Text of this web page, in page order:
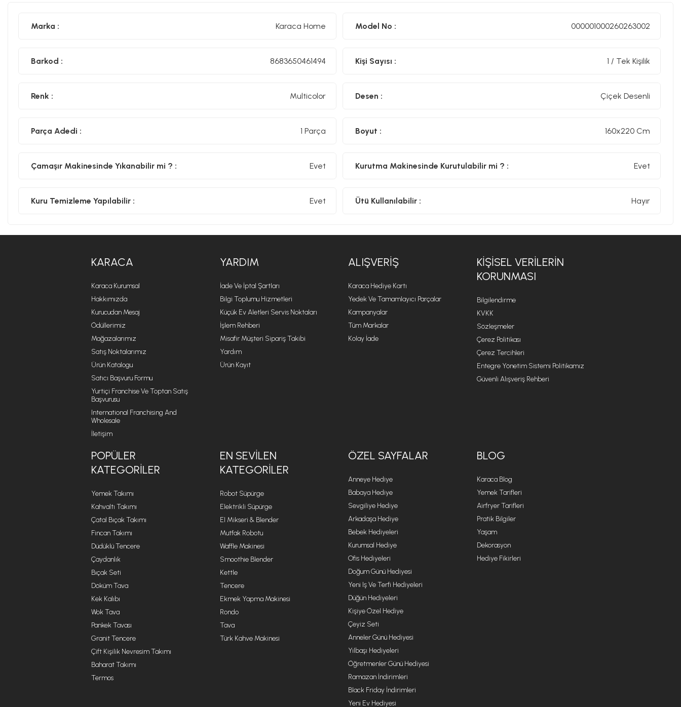
Marka : Karaca Home Model No : 000001000260263002
Barkod : 8683650461494 Kişi Sayısı : 1 / Tek Kişilik
Renk : Multicolor Desen : Çiçek Desenli
Parça Adedi : 1 Parça Boyut : 160x220 Cm
Çamaşır Makinesinde Yıkanabilir mi ? : Evet Kurutma Makinesinde Kurutulabilir mi ? : Evet
Kuru Temizleme Yapılabilir : Evet Ütü Kullanılabilir : Hayır
KARACA
Karaca Kurumsal
Hakkımızda
Kurucudan Mesaj
Ödüllerimiz
Mağazalarımız
Satış Noktalarımız
Ürün Katalogu
Satıcı Başvuru Formu
Yurtiçi Franchise Ve Toptan Satış
Başvurusu
International Franchising And
Wholesale
İletişim
YARDIM
İade Ve İptal Şartları
Bilgi Toplumu Hizmetleri
Küçük Ev Aletleri Servis Noktaları
İşlem Rehberi
Misafir Müşteri Sipariş Takibi
Yardım
Ürün Kayıt
ALIŞVERIŞ
Karaca Hediye Kartı
Yedek Ve Tamamlayıcı Parçalar
Kampanyalar
Tüm Markalar
Kolay İade
KIŞISEL VERILERIN
KORUNMASI
Bilgilendirme
KVKK
Sözleşmeler
Çerez Politikası
Çerez Tercihleri
Entegre Yönetim Sistemi Politikamız
Güvenli Alışveriş Rehberi
POPÜLER
KATEGORILER
Yemek Takımı
Kahvaltı Takımı
Çatal Bıçak Takımı
Fincan Takımı
Düdüklü Tencere
Çaydanlık
Bıçak Seti
Döküm Tava
Kek Kalıbı
Wok Tava
Pankek Tavası
Granit Tencere
Çift Kişilik Nevresim Takımı
Baharat Takımı
Termos
EN SEVILEN
KATEGORILER
Robot Süpürge
Elektrikli Süpürge
El Mikseri & Blender
Mutfak Robotu
Waffle Makinesi
Smoothie Blender
Kettle
Tencere
Ekmek Yapma Makinesi
Rondo
Tava
Türk Kahve Makinesi
ÖZEL SAYFALAR
Anneye Hediye
Babaya Hediye
Sevgiliye Hediye
Arkadaşa Hediye
Bebek Hediyeleri
Kurumsal Hediye
Ofis Hediyeleri
Doğum Günü Hediyesi
Yeni Iş Ve Terfi Hediyeleri
Düğün Hediyeleri
Kişiye Özel Hediye
Çeyiz Seti
Anneler Günü Hediyesi
Yılbaşı Hediyeleri
Öğretmenler Günü Hediyesi
Ramazan İndirimleri
Black Friday İndirimleri
Yeni Ev Hediyesi
BLOG
Karaca Blog
Yemek Tarifleri
Airfryer Tarifleri
Pratik Bilgiler
Yaşam
Dekorasyon
Hediye Fikirleri